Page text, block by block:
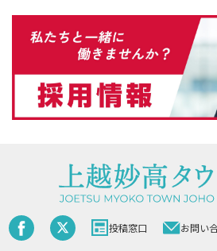
投稿窓口 お問い